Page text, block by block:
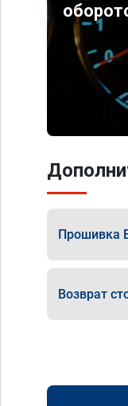
Прошивка
Возврат